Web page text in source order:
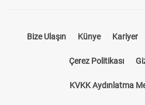
Bize Ulaşın Künye Kariyer
Çerez Politikası
KVKK Aydınlatma